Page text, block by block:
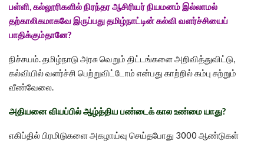
பள்ளி, கல்லூரிகளில் நிரந்தர ஆசிரியர் நியமனம் இல்லாமல்
தற்காலிகமாகவே இருப்பது தமிழ்நாட்டின் கல்வி வளர்ச்சியைப்
பாதிக்கும்தானே?
நிச்சயம். தமிழ்நாடு அரசு வெறும் திட்டங்களை அறிவித்துவிட்டு,
கல்வியில் வளர்ச்சி பெற்றுவிட்டோம் என்பது காற்றில் கம்பு சுற்றும்
வீண்வேலை.
அதியனை வியப்பில் ஆழ்த்திய பண்டைக் கால உண்மை யாது?
எகிப்தில் பிரமிடுகளை அகழாய்வு செய்தபோது 3000 ஆண்டுகள்